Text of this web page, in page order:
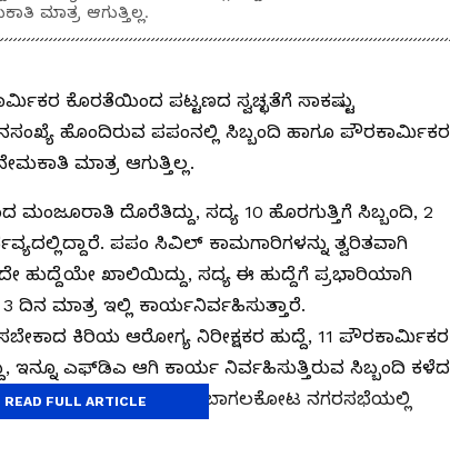
ಮಾತ್ರ ಆಗುತ್ತಿಲ್ಲ.
ಕೊರತೆಯಿಂದ ಪಟ್ಟಣದ ಸ್ವಚ್ಛತೆಗೆ ಸಾಕಷ್ಟು
ಹೊಂದಿರುವ ಪಪಂನಲ್ಲಿ ಸಿಬ್ಬಂದಿ ಹಾಗೂ ಪೌರಕಾರ್ಮಿಕರ
ಮಾತ್ರ ಆಗುತ್ತಿಲ್ಲ.
ಮಂಜೂರಾತಿ ದೊರೆತಿದ್ದು, ಸದ್ಯ 10 ಹೊರಗುತ್ತಿಗೆ ಸಿಬ್ಬಂದಿ, 2
ಪಪಂ ಸಿವಿಲ್ ಕಾಮಗಾರಿಗಳನ್ನು ತ್ವರಿತವಾಗಿ
ಹುದ್ದೆಯೇ ಖಾಲಿಯಿದ್ದು, ಸದ್ಯ ಈ ಹುದ್ದೆಗೆ ಪ್ರಭಾರಿಯಾಗಿ
ಮಾತ್ರ ಇಲ್ಲಿ ಕಾರ್ಯನಿರ್ವಹಿಸುತ್ತಾರೆ.
ಕಿರಿಯ ಆರೋಗ್ಯ ನಿರೀಕ್ಷಕರ ಹುದ್ದೆ, 11 ಪೌರಕಾರ್ಮಿಕರ
ಇನ್ನೂ ಎಫ್‌ಡಿಎ ಆಗಿ ಕಾರ್ಯ ನಿರ್ವಹಿಸುತ್ತಿರುವ ಸಿಬ್ಬಂದಿ ಕಳೆದ
ಪಡೆಯುತ್ತಿದ್ದು, ಕೆಲಸವನ್ನು ಬಾಗಲಕೋಟ ನಗರಸಭೆಯಲ್ಲಿ
READ FULL ARTICLE